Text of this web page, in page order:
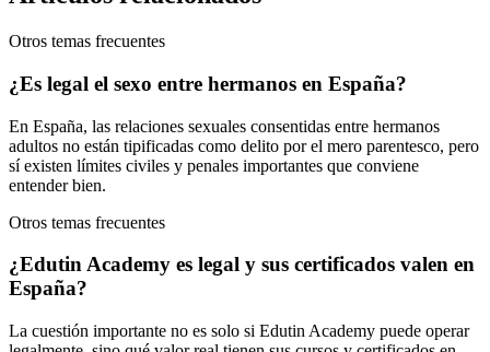
Otros temas frecuentes
¿Es legal el sexo entre hermanos en España?
En España, las relaciones sexuales consentidas entre hermanos
adultos no están tipificadas como delito por el mero parentesco, pero
sí existen límites civiles y penales importantes que conviene
entender bien.
Otros temas frecuentes
¿Edutin Academy es legal y sus certificados valen en
España?
La cuestión importante no es solo si Edutin Academy puede operar